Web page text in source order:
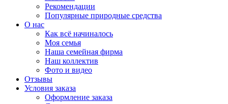
Рекомендации
Популярные природные средства
О нас
Как всё начиналось
Моя семья
Наша семейная фирма
Наш коллектив
Фото и видео
Отзывы
Условия заказа
Оформление заказа